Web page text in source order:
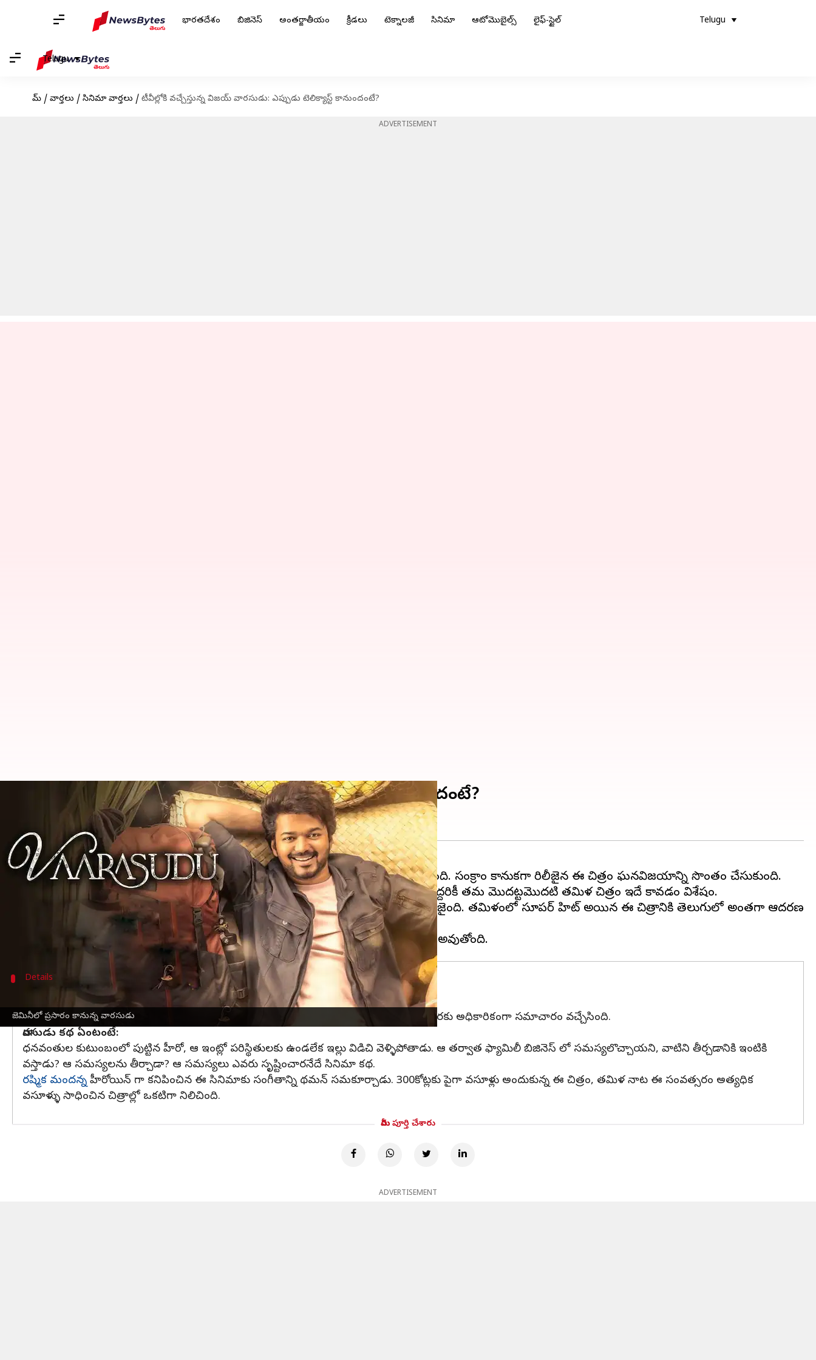
భారతదేశం బిజినెస్ అంతర్జాతీయం క్రీడలు టెక్నాలజీ సినిమా ఆటోమొబైల్స్ లైఫ్-స్టైల్ Telugu
Telugu
హోమ్ / వార్తలు / సినిమా వార్తలు / టీవీల్లోకి వచ్చేస్తున్న విజయ్ వారసుడు: ఎప్పుడు టెలిక్యాస్ట్ కానుందంటే?
ADVERTISEMENT
జెమినీలో ప్రసారం కానున్న వారసుడు
టీవీల్లోకి వచ్చేస్తున్న విజయ్ వారసుడు: ఎప్పుడు టెలిక్యాస్ట్ కానుందంటే?
Jun 19, 2023 01:05 pm
ఈ వార్తాకథనం ఏంటి
తలపతి విజయ్ నటించిన తాజా చిత్రం వారసుడు, బాక్సాఫీసు వద్ద వసూళ్ళ వర్షాన్ని కురిపించింది. సంక్రాంతి కానుకగా రిలీజైన ఈ చిత్రం ఘనవిజయాన్ని సొంతం చేసుకుంది.
తెలుగు దర్శకుడు వంశీ పైడిపల్లి తెరకెక్కించిన ఈ చిత్రాన్ని నిర్మాతదిల్ రాజునిర్మించారు. వీరిద్దరికీ తమ మొదట్టమొదటి తమిళ చిత్రం ఇదే కావడం విశేషం.
తమిళంలో వారిసు అనే పేరుతో రూపొందిన ఈ చిత్రం, తెలుగులో వారసుడు అనే పేరుతో రిలీజైంది. తమిళంలో సూపర్ హిట్ అయిన ఈ చిత్రానికి తెలుగులో అంతగా ఆదరణ
Details
ఏ ఛానల్ లో టెలిక్యాస్ట్ కానుందంటే?
జెమిని టీవీలో జూన్ 25వ తేదీన సాయంత్రం 6గంటలకు వారసుడు సినిమా టెలిక్యాస్ట్ కానుంది. ఈ మేరకు అధికారికంగా సమాచారం వచ్చేసింది.
వారసుడు కథ ఏంటంటే:
ధనవంతుల కుటుంబంలో పుట్టిన హీరో, ఆ ఇంట్లో పరిస్థితులకు ఉండలేక ఇల్లు విడిచి వెళ్ళిపోతాడు. ఆ తర్వాత ఫ్యామిలీ బిజినెస్ లో సమస్యలొచ్చాయని, వాటిని తీర్చడానికి ఇంటికి
వస్తాడు? ఆ సమస్యలను తీర్చాడా? ఆ సమస్యలు ఎవరు సృష్టించారనేదే సినిమా కథ.
రష్మిక మందన్న హీరోయిన్ గా కనిపించిన ఈ సినిమాకు సంగీతాన్ని థమన్ సమకూర్చాడు. 300కోట్లకు పైగా వసూళ్లు అందుకున్న ఈ చిత్రం, తమిళ నాట ఈ సంవత్సరం అత్యధిక
వసూళ్ళు సాధించిన చిత్రాల్లో ఒకటిగా నిలిచింది.
మీరు పూర్తి చేశారు
ADVERTISEMENT